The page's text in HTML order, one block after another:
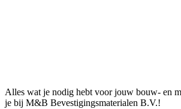
Alles wat je nodig hebt voor jouw bouw- en
je bij M&B Bevestigingsmaterialen B.V.!